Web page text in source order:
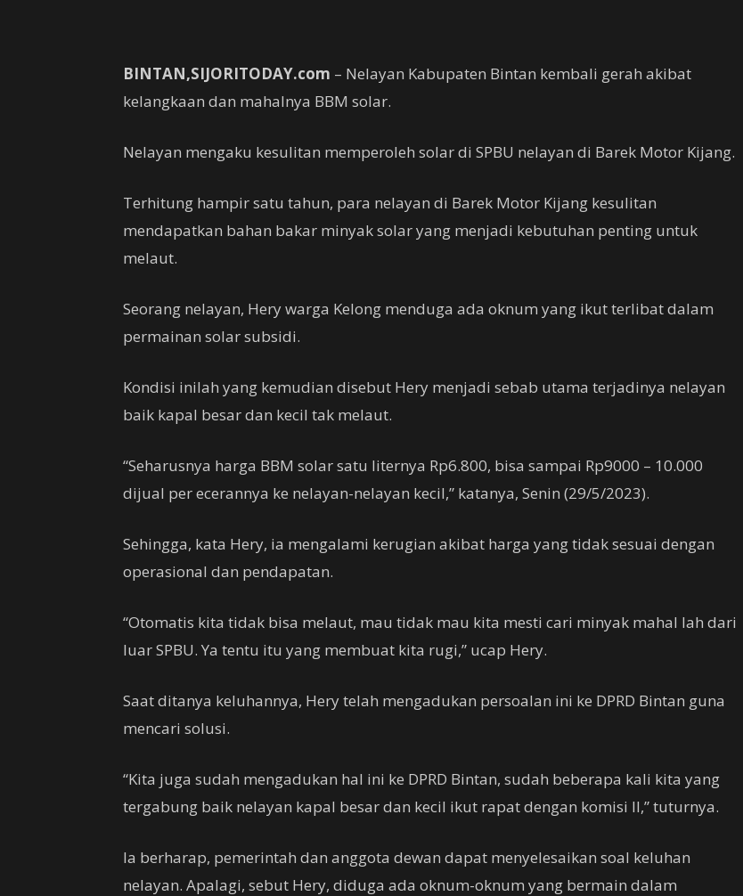
BINTAN,SIJORITODAY.com – Nelayan Kabupaten Bintan kembali gerah akibat
kelangkaan dan mahalnya BBM solar.
Nelayan mengaku kesulitan memperoleh solar di SPBU nelayan di Barek Motor Kijang.
Terhitung hampir satu tahun, para nelayan di Barek Motor Kijang kesulitan
mendapatkan bahan bakar minyak solar yang menjadi kebutuhan penting untuk
melaut.
Seorang nelayan, Hery warga Kelong menduga ada oknum yang ikut terlibat dalam
permainan solar subsidi.
Kondisi inilah yang kemudian disebut Hery menjadi sebab utama terjadinya nelayan
baik kapal besar dan kecil tak melaut.
“Seharusnya harga BBM solar satu liternya Rp6.800, bisa sampai Rp9000 – 10.000
dijual per ecerannya ke nelayan-nelayan kecil,” katanya, Senin (29/5/2023).
Sehingga, kata Hery, ia mengalami kerugian akibat harga yang tidak sesuai dengan
operasional dan pendapatan.
“Otomatis kita tidak bisa melaut, mau tidak mau kita mesti cari minyak mahal lah dari
luar SPBU. Ya tentu itu yang membuat kita rugi,” ucap Hery.
Saat ditanya keluhannya, Hery telah mengadukan persoalan ini ke DPRD Bintan guna
mencari solusi.
“Kita juga sudah mengadukan hal ini ke DPRD Bintan, sudah beberapa kali kita yang
tergabung baik nelayan kapal besar dan kecil ikut rapat dengan komisi II,” tuturnya.
Ia berharap, pemerintah dan anggota dewan dapat menyelesaikan soal keluhan
nelayan. Apalagi, sebut Hery, diduga ada oknum-oknum yang bermain dalam